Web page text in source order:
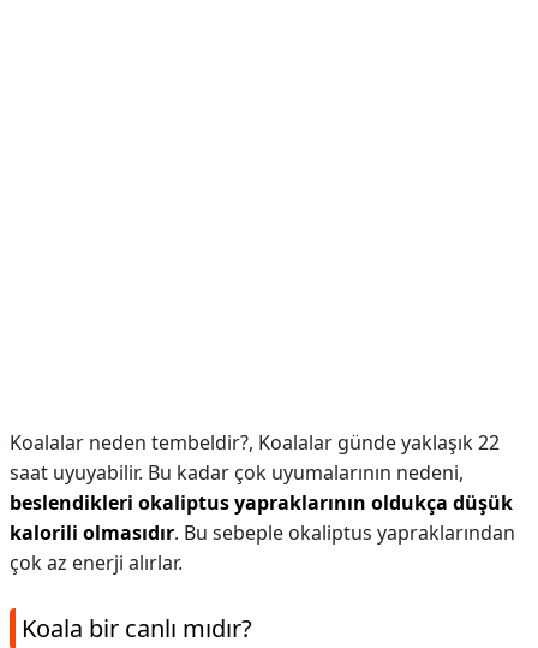
Koalalar neden tembeldir?, Koalalar günde yaklaşık 22
saat uyuyabilir. Bu kadar çok uyumalarının nedeni,
beslendikleri okaliptus yapraklarının oldukça düşük
kalorili olmasıdır. Bu sebeple okaliptus yapraklarından
çok az enerji alırlar.
Koala bir canlı mıdır?